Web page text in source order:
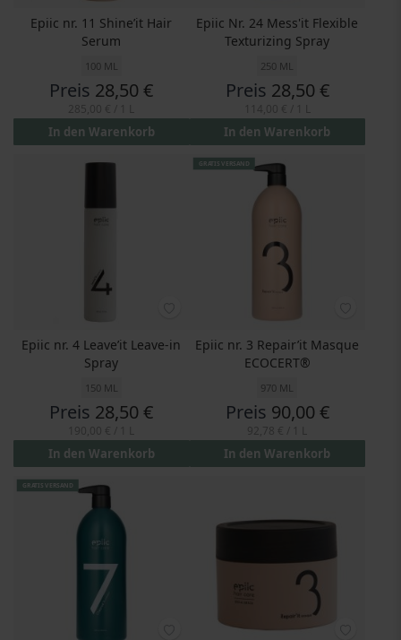
Epiic nr. 11 Shine’it Hair
Serum
100 ML
Preis 28,50 €
In den Warenkorb
Epiic Nr. 24 Mess'it Flexible
Texturizing Spray
250 ML
Preis 28,50 €
In den Warenkorb
Epiic nr. 4 Leave’it Leave-in
Spray
150 ML
Preis 28,50 €
In den Warenkorb
GRATIS VERSAND
Epiic nr. 3 Repair’it Masque
ECOCERT®
970 ML
Preis 90,00 €
In den Warenkorb
GRATIS VERSAND